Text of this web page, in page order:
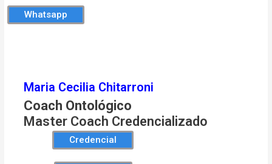
Whatsapp
Maria Cecilia Chitarroni
Coach Ontológico
Master Coach Credencializado
Credencial